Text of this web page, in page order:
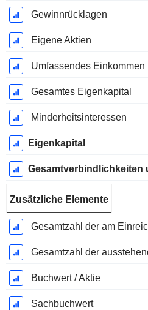
Gewinnrücklagen
Eigene Aktien
Umfassendes
Gesamtes Eigenkapital
Minderheitsinteressen
Eigenkapital
Gesamtverbindlichkeiten
Zusätzliche Elemente
Gesamtzahl der
Buchwert / Aktie
Sachbuchwert